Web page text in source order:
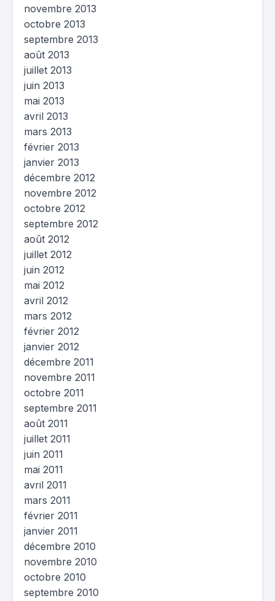
novembre 2013
octobre 2013
septembre 2013
août 2013
juillet 2013
juin 2013
mai 2013
avril 2013
mars 2013
février 2013
janvier 2013
décembre 2012
novembre 2012
octobre 2012
septembre 2012
août 2012
juillet 2012
juin 2012
mai 2012
avril 2012
mars 2012
février 2012
janvier 2012
décembre 2011
novembre 2011
octobre 2011
septembre 2011
août 2011
juillet 2011
juin 2011
mai 2011
avril 2011
mars 2011
février 2011
janvier 2011
décembre 2010
novembre 2010
octobre 2010
septembre 2010